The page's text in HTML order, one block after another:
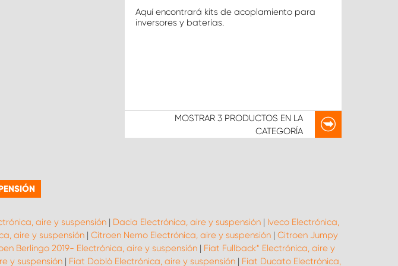
Aquí encontrará kits de acoplamiento para
inversores y baterías.
MOSTRAR3 PRODUCTOS EN LA
CATEGORÍA
aire y suspensión| Dacia Electrónica, aire y suspensión| Iveco Electrónica,
aire y suspensión | Citroen Nemo Electrónica, aire y suspensión | Citroen Jumpy
Berlingo 2019- Electrónica, aire y suspensión | Fiat Fullback* Electrónica, aire y
y suspensión| Fiat Doblò Electrónica, aire y suspensión| Fiat Ducato Electrónica,